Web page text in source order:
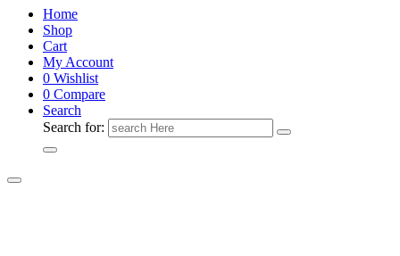
Home
Shop
Cart
My Account
0 Wishlist
0 Compare
Search
Search for: